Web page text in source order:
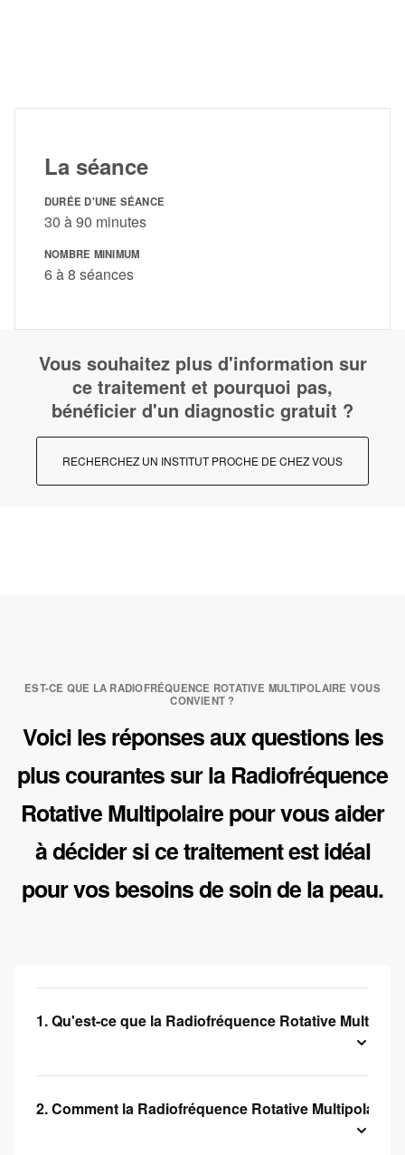
La séance
DURÉE D'UNE SÉANCE
30 à 90 minutes
NOMBRE MINIMUM
6 à 8 séances
Vous souhaitez plus d'information sur
ce traitement et pourquoi pas,
bénéficier d'un diagnostic gratuit ?
RECHERCHEZ UN INSTITUT PROCHE DE CHEZ VOUS
EST-CE QUE LA RADIOFRÉQUENCE ROTATIVE MULTIPOLAIRE VOUS
CONVIENT ?
Voici les réponses aux questions les
plus courantes sur la Radiofréquence
Rotative Multipolaire pour vous aider
à décider si ce traitement est idéal
pour vos besoins de soin de la peau.
1. Qu'est-ce que la Radiofréquence Rotative
2. Comment la Radiofréquence Rotative Multipolaire